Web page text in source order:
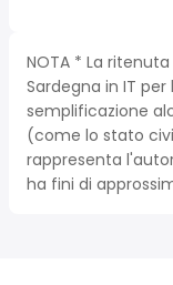
NOTA * La
Sardegna in IT per
semplificazione
(come lo stato
rappresenta
ha fini di